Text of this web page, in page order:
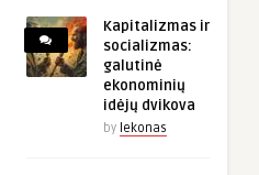
Kapitalizmas ir
socializmas:
galutinė
ekonominių
idėjų dvikova
by lekonas